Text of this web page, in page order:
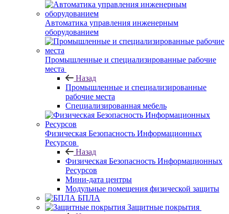
Автоматика управления инженерным
оборудованием
Промышленные и специализированные рабочие
места
Назад
Промышленные и специализированные
рабочие места
Специализированная мебель
Физическая Безопасность Информационных
Ресурсов
Назад
Физическая Безопасность Информационных
Ресурсов
Мини-дата центры
Модульные помещения физической защиты
БПЛА
Защитные покрытия